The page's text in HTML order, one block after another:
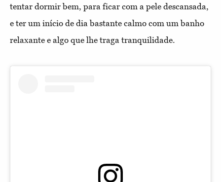
tentar dormir bem, para ficar com a pele descansada,
e ter um início de dia bastante calmo com um banho
relaxante e algo que lhe traga tranquilidade.